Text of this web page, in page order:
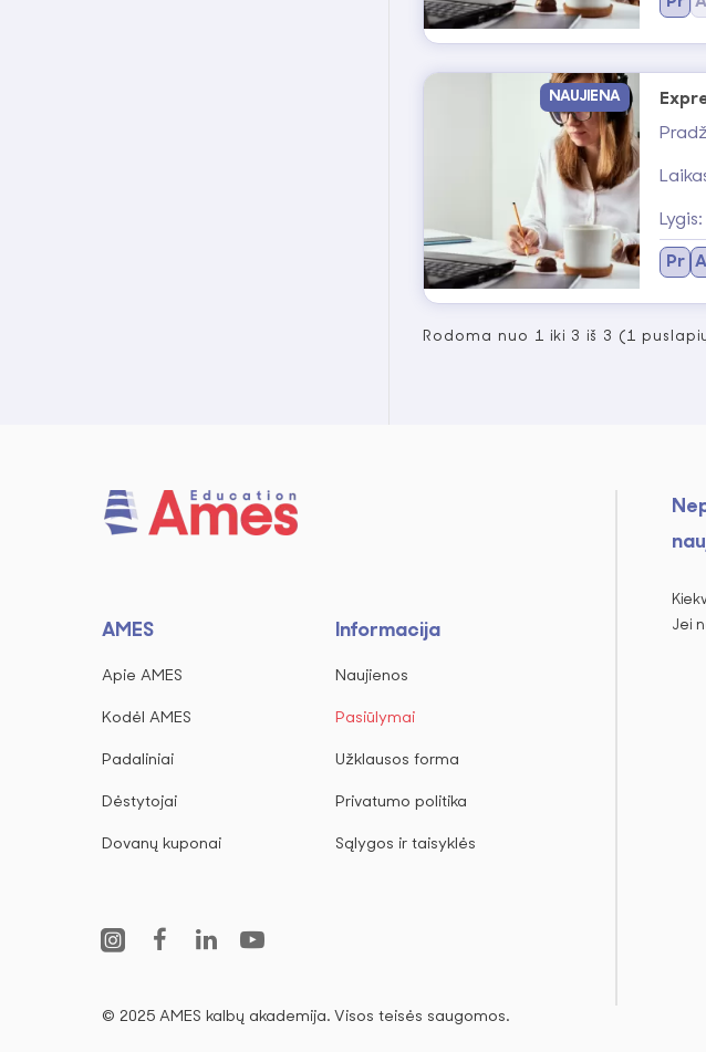
NAUJIENA
Lygis:
Pr
Rodoma nuo 1 iki 3 iš 3 (1
AMES
Apie AMES
Kodėl AMES
Padaliniai
Dėstytojai
Dovanų kuponai
Informacija
Naujienos
Pasiūlymai
Užklausos forma
Privatumo politika
Sąlygos ir taisyklės
Jei
© 2025 AMES kalbų akademija. Visos teisės saugomos.